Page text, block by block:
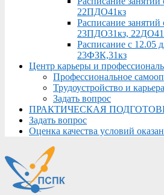
22ПДО41кз
Расписание занятий
23ПДО31кз,
Расписание с 12.05
23ФЗК,31кз
Центр карьеры и
Профессиональное
Трудоустройство и карьера
Задать вопрос
ПРАКТИЧЕСКАЯ
Задать вопрос
Оценка качества условий